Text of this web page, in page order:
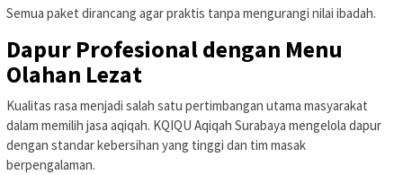
Semua paket dirancang agar praktis tanpa mengurangi nilai ibadah.
Dapur Profesional dengan Menu
Olahan Lezat
Kualitas rasa menjadi salah satu pertimbangan utama masyarakat
dalam memilih jasa aqiqah. KQIQU Aqiqah Surabaya mengelola dapur
dengan standar kebersihan yang tinggi dan tim masak
berpengalaman.